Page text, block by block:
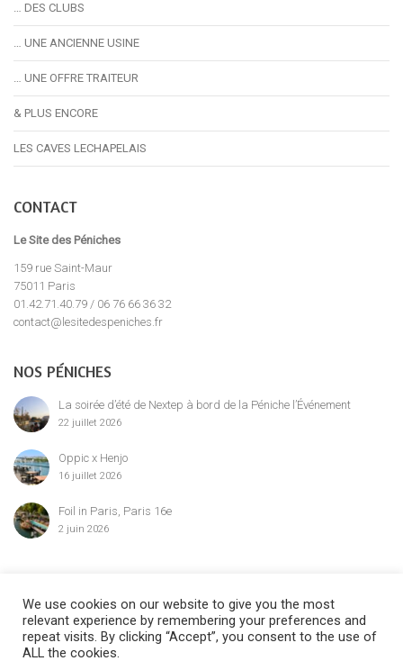
… DES CLUBS
… UNE ANCIENNE USINE
… UNE OFFRE TRAITEUR
& PLUS ENCORE
LES CAVES LECHAPELAIS
CONTACT
Le Site des Péniches
159 rue Saint-Maur
75011 Paris
01.42.71.40.79 / 06 76 66 36 32
contact@lesitedespeniches.fr
NOS PÉNICHES
La soirée d’été de Nextep à bord de la Péniche l’Événement
22 juillet 2026
Oppic x Henjo
16 juillet 2026
Foil in Paris, Paris 16e
2 juin 2026
We use cookies on our website to give you the most
relevant experience by remembering your preferences and
repeat visits. By clicking “Accept”, you consent to the use of
ALL the cookies.